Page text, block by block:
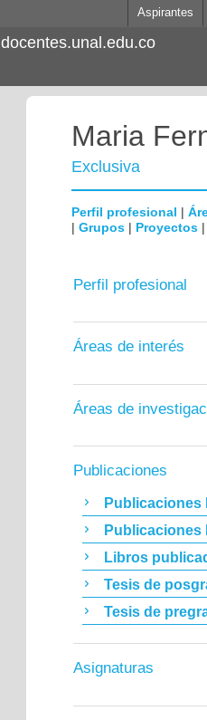
Aspirantes
docentes.unal.edu.co
Maria
Exclusiva
Perfil profesional |
| Grupos | Proyectos
Perfil profesional
Áreas de interés
Áreas de
Publicaciones
Publicaciones
Publicaciones
Libros
Tesis de
Tesis de
Asignaturas